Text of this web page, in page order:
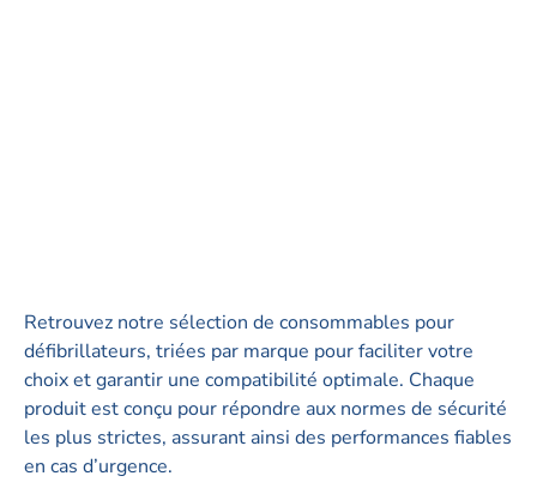
Retrouvez notre sélection de consommables pour
défibrillateurs, triées par marque pour faciliter votre
choix et garantir une compatibilité optimale. Chaque
produit est conçu pour répondre aux normes de sécurité
les plus strictes, assurant ainsi des performances fiables
en cas d’urgence.